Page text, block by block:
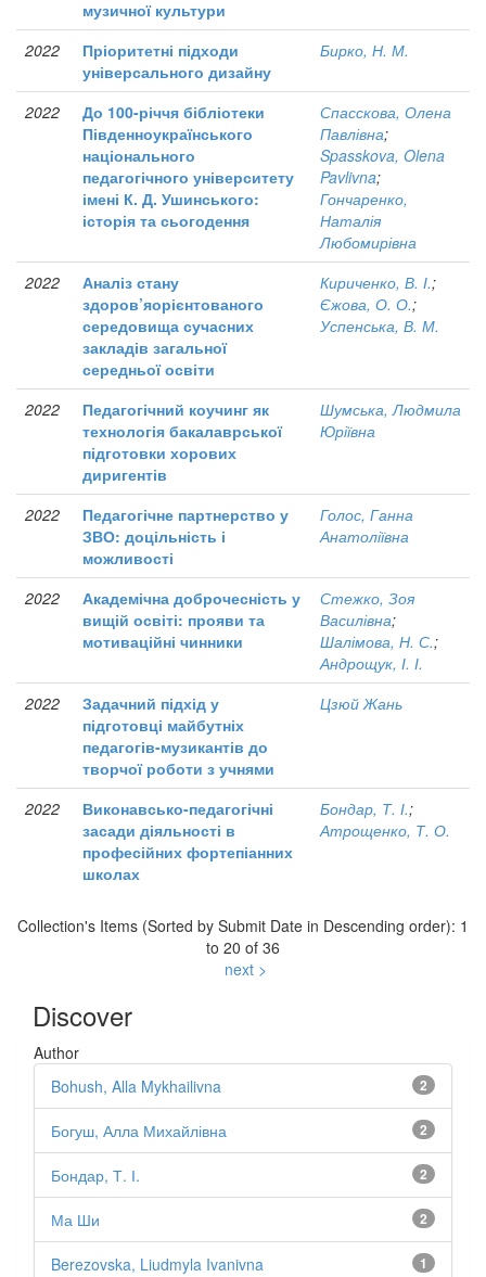
музичної культури
2022
Пріоритетні підходи
універсального дизайну
Бирко, Н. М.
2022
До 100-річчя бібліотеки
Південноукраїнського
національного
педагогічного університету
імені К. Д. Ушинського:
історія та сьогодення
Спасскова, Олена
Павлівна;
Spasskova, Olena
Pavlivna;
Гончаренко,
Наталія
Любомирівна
2022
Аналіз стану
здоров’яорієнтованого
середовища сучасних
закладів загальної
середньої освіти
Кириченко, В. І.;
Єжова, О. О.;
Успенська, В. М.
2022
Педагогічний коучинг як
технологія бакалаврської
підготовки хорових
диригентів
Шумська, Людмила
Юріївна
2022
Педагогічне партнерство у
ЗВО: доцільність і
можливості
Голос, Ганна
Анатоліївна
2022
Академічна доброчесність у
вищій освіті: прояви та
мотиваційні чинники
Стежко, Зоя
Василівна;
Шалімова, Н. С.;
Андрощук, І. І.
2022
Задачний підхід у
підготовці майбутніх
педагогів-музикантів до
творчої роботи з учнями
Цзюй Жань
2022
Виконавсько-педагогічні
засади діяльності в
професійних фортепіанних
школах
Бондар, Т. І.;
Атрощенко, Т. О.
Collection's Items (Sorted by Submit Date in Descending order): 1
to 20 of 36
next >
Discover
Author
2
Bohush, Alla Mykhailivna
2
Богуш, Алла Михайлівна
2
Бондар, Т. І.
2
Ма Ши
1
Berezovska, Liudmyla Ivanivna